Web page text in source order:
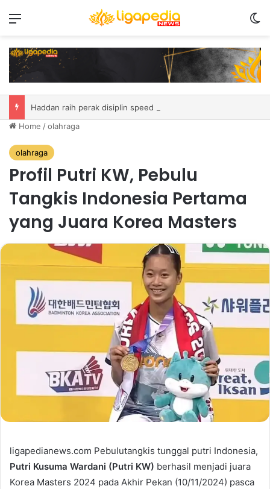
Home /olahraga
olahraga
Profil Putri KW, Pebulu
Tangkis Indonesia Pertama
yang Juara Korea Masters
ligapedianews.com Pebulutangkis tunggal putri Indonesia,
Putri Kusuma Wardani (Putri KW) berhasil menjadi juara
Korea Masters 2024 pada Akhir Pekan (10/11/2024) pasca